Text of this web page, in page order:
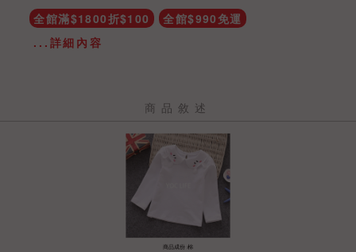
全館滿$1800折$100
全館$990免運
...詳細內容
商品敘述